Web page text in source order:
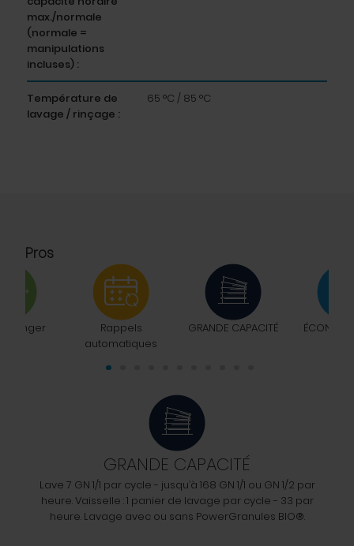
max./normale
(normale =
manipulations
incluses) :
Température de
lavage / rinçage :
65 °C / 85 °C
Pros
Rappels
automatiques
GRANDE CAPACITÉ
GRANDE CAPACITÉ
Lave 7 GN 1/1 par cycle - jusqu’à 168 GN 1/1 ou GN 1/2 par
heure. Vaisselle : 1 panier de lavage par cycle - 33 par
heure. Lavage avec ou sans PowerGranules BIO®.